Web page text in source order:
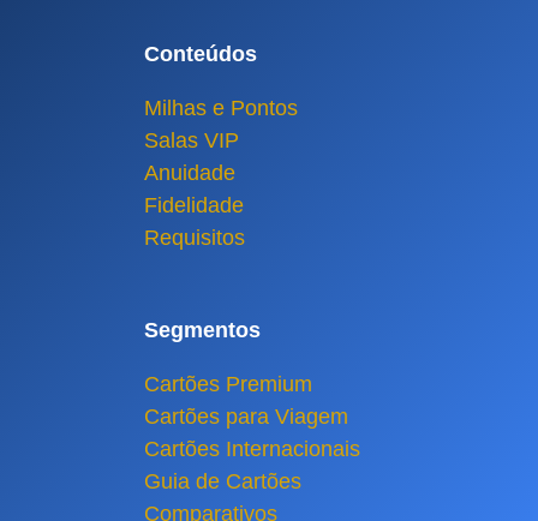
Conteúdos
Milhas e Pontos
Salas VIP
Anuidade
Fidelidade
Requisitos
Segmentos
Cartões Premium
Cartões para Viagem
Cartões Internacionais
Guia de Cartões
Comparativos